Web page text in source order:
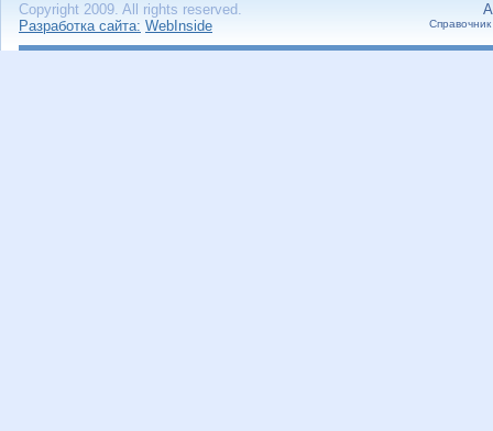
Copyright 2009. All rights reserved.
Разработка сайта: WebInside